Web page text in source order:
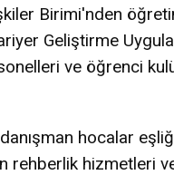
Birimi'nden
Geliştirme
ve öğrenci
hocalar
rehberlik hizmetleri